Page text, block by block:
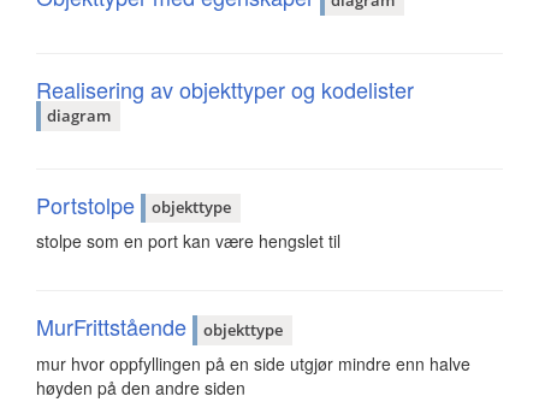
Realisering av objekttyper og kodelister
diagram
Portstolpe objekttype
stolpe som en port kan være hengslet til
MurFrittstående objekttype
mur hvor oppfyllingen på en side utgjør mindre enn halve
høyden på den andre siden